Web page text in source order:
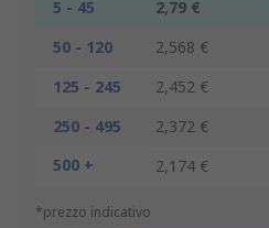
5 - 45 2,79 €
50 - 120
2,568 €
125 - 245
2,452 €
250 - 495
2,372 €
500 +
2,174 €
*prezzo indicativo